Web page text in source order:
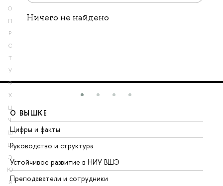
О
П
Р
С
Т
У
Ф
Х
Ц
Ч
Ш
Щ
Э
Ю
Я
Ничего не найдено
О ВЫШКЕ
Цифры и факты
Руководство и структура
Устойчивое развитие в НИУ ВШЭ
Преподаватели и сотрудники